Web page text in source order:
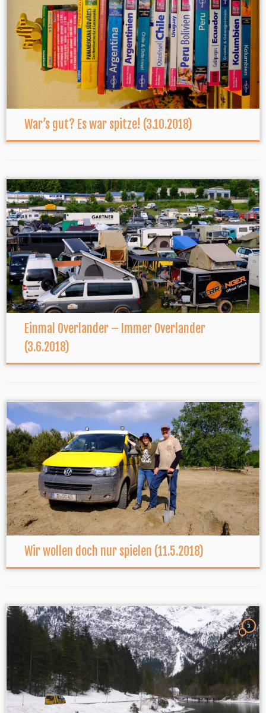
War’s gut? Es war spitze! (3.10.2018)
Einmal Overlander – Immer Overlander
(3.6.2018)
Wir wollen doch nur spielen (11.5.2018)
3